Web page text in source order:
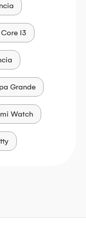
Core I3
Grande
Watch